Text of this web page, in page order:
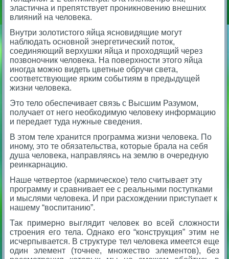
эластична и препятствует проникновению внешних
влияний на человека.
Внутри золотистого яйца ясновидящие могут
наблюдать основной энергетический поток,
соединяющий верхушки яйца и проходящий через
позвоночник человека. На поверхности этого яйца
иногда можно видеть цветные обручи света,
соответствующие ярким событиям в предыдущей
жизни человека.
Это тело обеспечивает связь с Высшим Разумом,
получает от него необходимую человеку информацию
и передает туда нужные сведения.
В этом теле хранится программа жизни человека. По
иному, это те обязательства, которые брала на себя
душа человека, направляясь на землю в очередную
реинкарнацию.
Наше четвертое (кармическое) тело считывает эту
программу и сравнивает ее с реальными поступками
и мыслями человека. И при расхождении приступает к
нашему “воспитанию”.
Так примерно выглядит человек во всей сложности
строения его тела. Однако его “конструкция” этим не
исчерпывается. В структуре тел человека имеется еще
один элемент (точнее, множество элементов), без